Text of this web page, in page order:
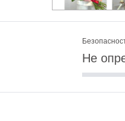
Не